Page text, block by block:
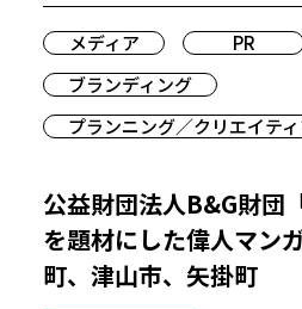
メディア
PR
ブランディング
プランニング／クリエイテ
公益財団法人B&G財団
を題材にした偉人マン
町、津山市、矢掛町